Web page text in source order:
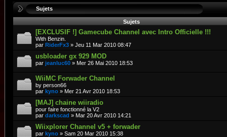
Sujets
Sujets
[EXCLUSIF !] Gamecube Channel avec Intro Officielle !!!
With Benzin.
par RiderFx3 » Jeu 11 Mar 2010 08:47
usbloader gx 929 MOD
par jeanluc60 » Mer 26 Mai 2010 18:53
WiiMC Forwader Channel
by person66
par kyno » Mer 21 Avr 2010 18:53
[MAJ] chaine wiiradio
pour faire fonctionné la V2
par darkscad » Mar 20 Avr 2010 14:21
Wiixplorer Channel v5 + forwader
par kyno » Sam 20 Mar 2010 15:38